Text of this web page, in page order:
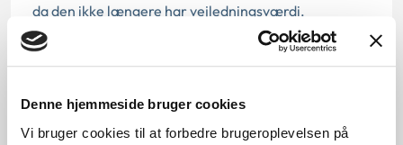
Denne hjemmeside bruger cookies
Vi bruger cookies til at forbedre brugeroplevelsen på
da den ikke længere har vejledningsværdi.
Paragraf
Journalnummer